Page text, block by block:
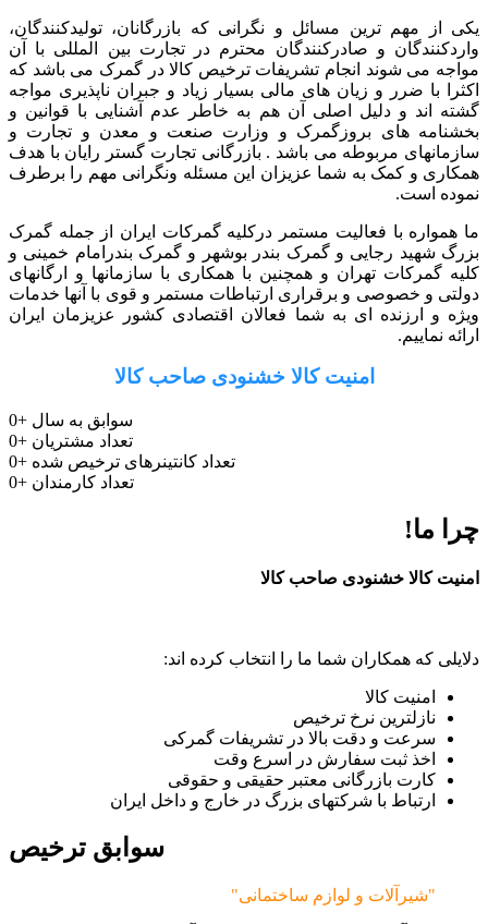
یکی از مهم ترین مسائل و نگرانی که بازرگانان، تولیدکنندگان،
واردکنندگان و صادرکنندگان محترم در تجارت بین المللی با آن
مواجه می شوند انجام تشریفات ترخیص کالا در گمرک می باشد که
اکثرا با ضرر و زیان های مالی بسیار زیاد و جبران ناپذیری مواجه
گشته اند و دلیل اصلی آن هم به خاطر عدم آشنایی با قوانین و
بخشنامه های بروزگمرک و وزارت صنعت و معدن و تجارت و
سازمانهای مربوطه می باشد . بازرگانی تجارت گستر رایان با هدف
همکاری و کمک به شما عزیزان این مسئله ونگرانی مهم را برطرف
نموده است.
ما همواره با فعالیت مستمر درکلیه گمرکات ایران از جمله گمرک
بزرگ شهید رجایی و گمرک بندر بوشهر و گمرک بندرامام خمینی و
کلیه گمرکات تهران و همچنین با همکاری با سازمانها و ارگانهای
دولتی و خصوصی و برقراری ارتباطات مستمر و قوی با آنها خدمات
ویژه و ارزنده ای به شما فعالان اقتصادی کشور عزیزمان ایران
ارائه نماییم.
امنیت کالا خشنودی صاحب کالا
0+ سوابق به سال
0+ تعداد مشتریان
0+ تعداد کانتینرهای ترخیص شده
0+ تعداد کارمندان
چرا ما!
امنیت کالا خشنودی صاحب کالا
دلایلی که همکاران شما ما را انتخاب کرده اند:
امنیت کالا
نازلترین نرخ ترخیص
سرعت و دقت بالا در تشریفات گمرکی
اخذ ثبت سفارش در اسرع وقت
کارت بازرگانی معتبر حقیقی و حقوقی
ارتباط با شرکتهای بزرگ در خارج و داخل ایران
سوابق ترخیص
"شیرآلات و لوازم ساختمانی"